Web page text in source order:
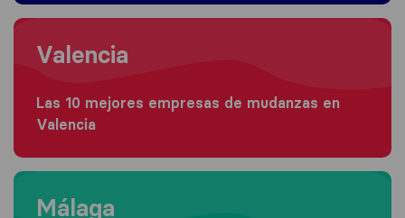
Moving to Valencia
Valencia
Las 10 mejores empresas de mudanzas en
Valencia
Moving to Málaga
Málaga